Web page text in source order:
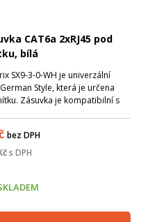
CAT6a 2xRJ45 pod
bílá
SX9-3-0-WH je univerzální
Style, která je určena
Zásuvka je kompatibilní s
bez DPH
s DPH